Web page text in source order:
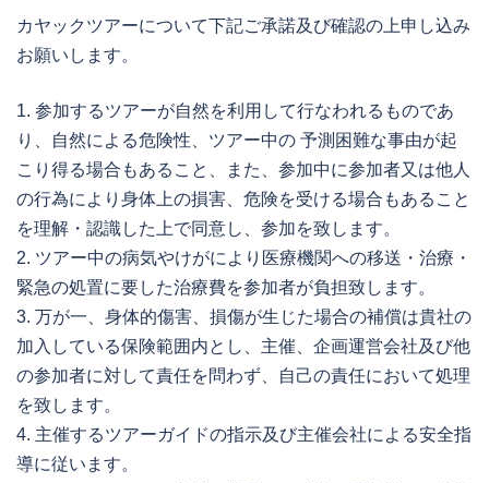
カヤックツアーについて下記ご承諾及び確認の上申し込み
お願いします。
1. 参加するツアーが自然を利用して行なわれるものであ
り、自然による危険性、ツアー中の 予測困難な事由が起
こり得る場合もあること、また、参加中に参加者又は他人
の行為により身体上の損害、危険を受ける場合もあること
を理解・認識した上で同意し、参加を致します。
2. ツアー中の病気やけがにより医療機関への移送・治療・
緊急の処置に要した治療費を参加者が負担致します。
3. 万が一、身体的傷害、損傷が生じた場合の補償は貴社の
加入している保険範囲内とし、主催、企画運営会社及び他
の参加者に対して責任を問わず、自己の責任において処理
を致します。
4. 主催するツアーガイドの指示及び主催会社による安全指
導に従います。